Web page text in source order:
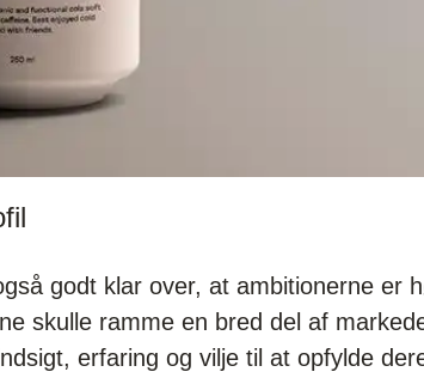
godt klar over, at ambitionerne er
skulle ramme en bred del af
erfaring og vilje til at opfylde